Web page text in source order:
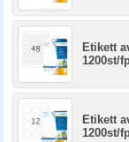
Etikett
1200st/
Etikett
1200st/